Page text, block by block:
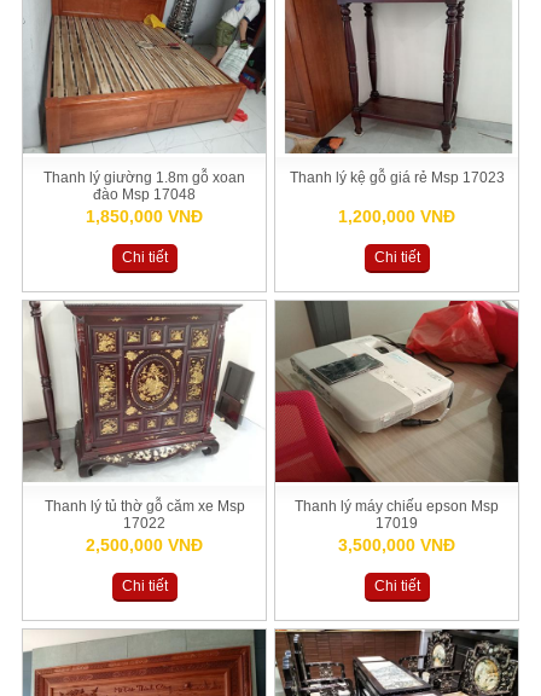
Thanh lý giường 1.8m gỗ xoan
đào Msp 17048
1,850,000 VNĐ
Chi tiết
Thanh lý kệ gỗ giá rẻ Msp 17023
1,200,000 VNĐ
Chi tiết
Thanh lý tủ thờ gỗ căm xe Msp
17022
2,500,000 VNĐ
Chi tiết
Thanh lý máy chiếu epson Msp
17019
3,500,000 VNĐ
Chi tiết